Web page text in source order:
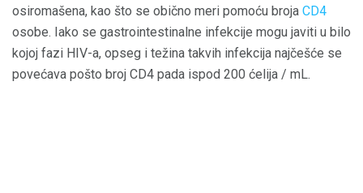
osiromašena, kao što se obično meri pomoću broja CD4
osobe. Iako se gastrointestinalne infekcije mogu javiti u bilo
kojoj fazi HIV-a, opseg i težina takvih infekcija najčešće se
povećava pošto broj CD4 pada ispod 200 ćelija / mL.